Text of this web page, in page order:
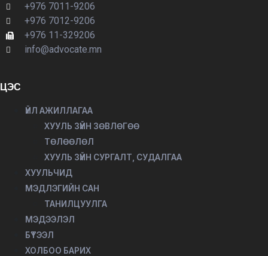
+976 7011-9206
+976 7012-9206
+976 11-329206
info@advocate.mn
ЦЭС
ҮЙЛ АЖИЛЛАГАА
ХУУЛЬ ЗҮЙН ЗӨВЛӨГӨӨ
ТӨЛӨӨЛӨЛ
ХУУЛЬ ЗҮЙН СУРГАЛТ, СУДАЛГАА
ХУУЛЬЧИД
МЭДЛЭГИЙН САН
ТАНИЛЦУУЛГА
МЭДЭЭЛЭЛ
БҮТЭЭЛ
ХОЛБОО БАРИХ